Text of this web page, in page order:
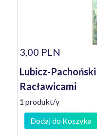
3,00 PLN
Lubicz-
Racławicami
1 produkt/y
Dodaj do Koszyka